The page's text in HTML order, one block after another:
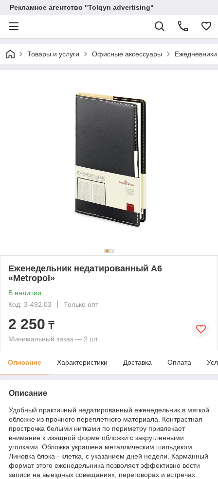
Рекламное агентство "Tolqyn advertising"
Товары и услуги Офисные аксессуары Ежедневники
Еженедельник недатированный А6
«Metropol»
В наличии
Код: 3-492.03
Только опт
2 250 ₸
Минимальный заказ — 2 шт.
Описание Характеристики Доставка Оплата
Описание
Удобный практичный недатированный еженедельник в мягкой
обложке из прочного переплетного материала. Контрастная
прострочка белыми нитками по периметру привлекает
внимание к изящной форме обложки с закругленными
уголками. Обложка украшена металлическим шильдиком.
Линовка блока - клетка, с указанием дней недели. Карманный
формат этого еженедельника позволяет эффективно вести
записи на выездных совещаниях, переговорах и встречах.